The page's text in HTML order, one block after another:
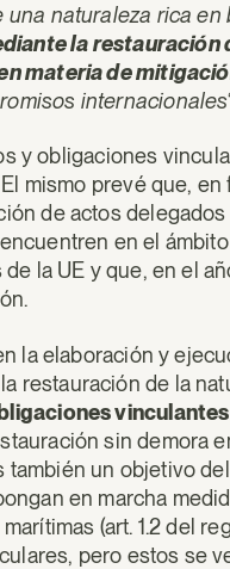
una naturaleza rica
la restauración
materia de
internacionales
y obligaciones
mismo prevé que,
de actos
en el
la UE y que, en el
la elaboración y
restauración de la
sin demora
un objetivo
en marcha
(art. 1.2 del
pero estos se